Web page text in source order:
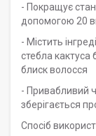
- Покращує
допомогою 20
- Містить
стебла кактуса
блиск волосся
- Привабливий
зберігається
Спосіб